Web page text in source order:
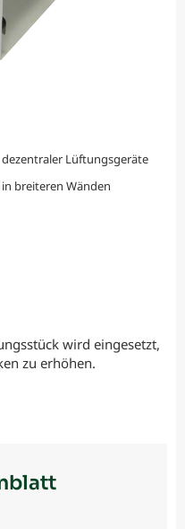
Lüftungsgeräte
breiteren Wänden
wird eingesetzt,
zu erhöhen.